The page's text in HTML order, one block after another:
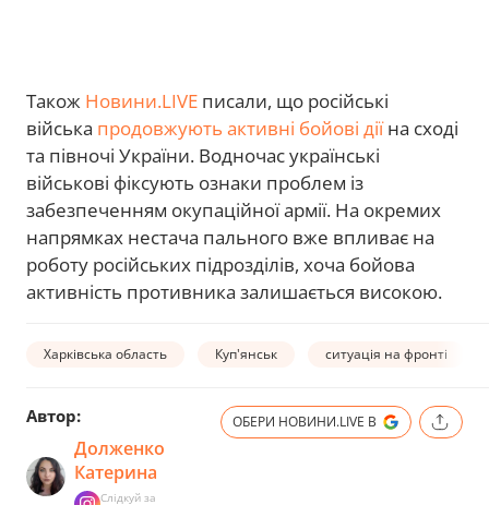
Також Новини.LIVE писали, що російські
війська продовжують активні бойові діїна сході
та півночі України. Водночас українські
військові фіксують ознаки проблем із
забезпеченням окупаційної армії. На окремих
напрямках нестача пального вже впливає на
роботу російських підрозділів, хоча бойова
активність противника залишається високою.
Харківська область Куп'янськ ситуація на фронті
Автор:
Долженко
Катерина
Слідкуй за
ОБЕРИ НОВИНИ.LIVE В